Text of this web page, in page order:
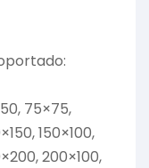
75×75,
150×100,
200×100,